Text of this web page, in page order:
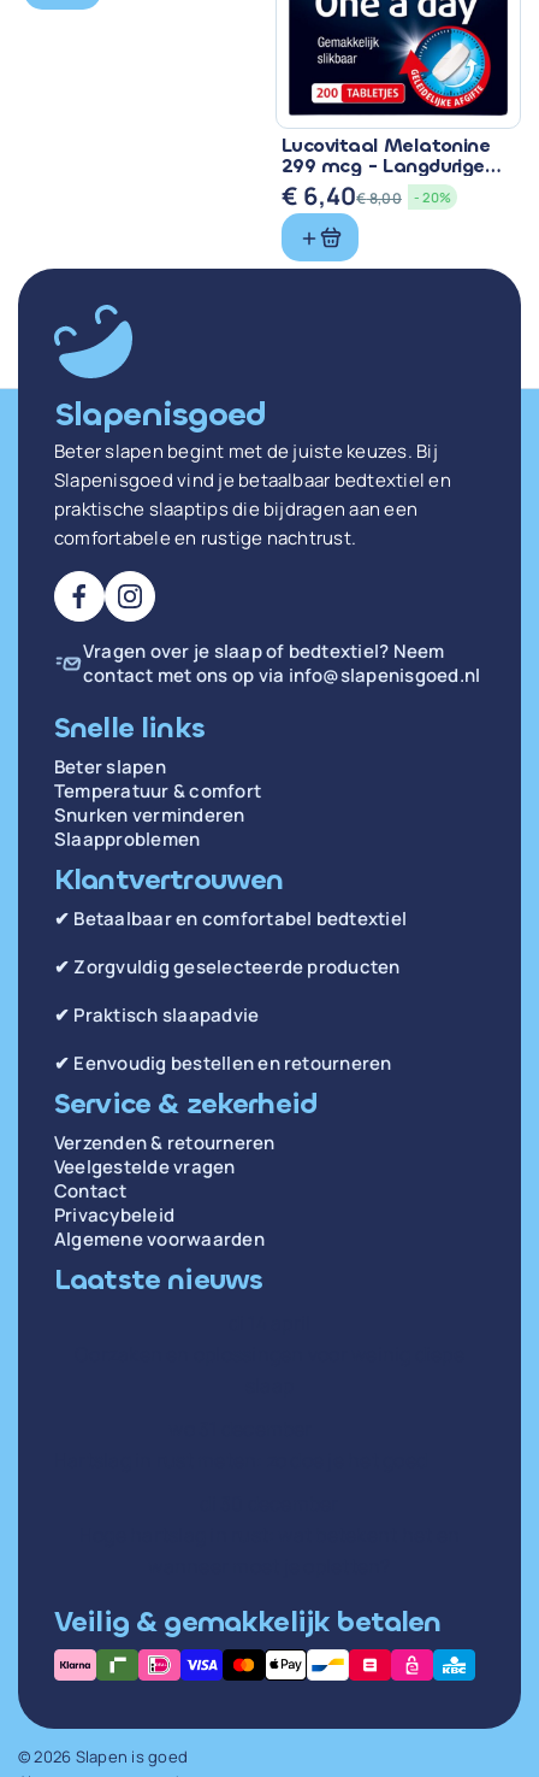
Lucovitaal Melatonine
299 mcg - Langdurige
Werkzaamheid
€8,00
Oorspronkelijke
prijs
was:
€ 6,40
Huidige
prijs
is:
- 20%
Slapenisgoed
Beter slapen begint met de juiste keuzes. Bij
Slapenisgoed vind je betaalbaar bedtextiel en
praktische slaaptips die bijdragen aan een
comfortabele en rustige nachtrust.
Vragen over je slaap of bedtextiel? Neem
contact met ons op via info@slapenisgoed.nl
Snelle links
Beter slapen
Temperatuur & comfort
Snurken verminderen
Slaapproblemen
Klantvertrouwen
✔ Betaalbaar en comfortabel bedtextiel
✔ Zorgvuldig geselecteerde producten
✔ Praktisch slaapadvie
✔ Eenvoudig bestellen en retourneren
Service & zekerheid
Verzenden & retourneren
Veelgestelde vragen
Contact
Privacybeleid
Algemene voorwaarden
Laatste nieuws
Veilig & gemakkelijk betalen
© 2026 Slapen is goed